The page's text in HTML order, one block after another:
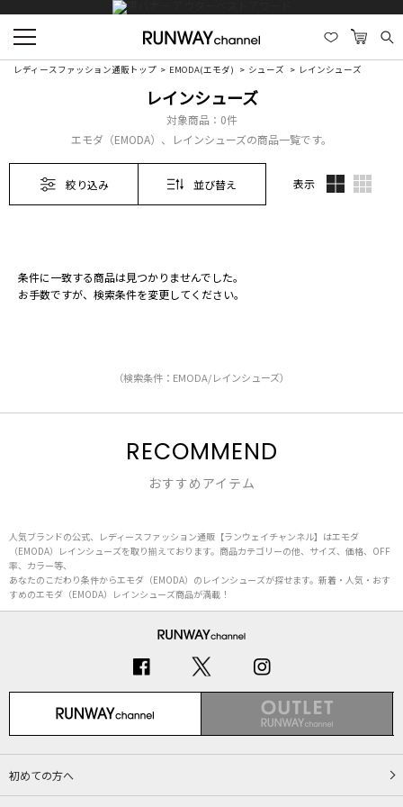
レディースファッション通販トップ EMODA(エモダ) シューズ レインシューズ
レインシューズ
対象商品： 0件
エモダ（EMODA）、レインシューズの商品一覧です。
絞り込み 並び替え 表示
条件に一致する商品は見つかりませんでした。
お手数ですが、検索条件を変更してください。
（検索条件：EMODA/レインシューズ）
RECOMMEND
おすすめアイテム
人気ブランドの公式、レディースファッション通販【ランウェイチャンネル】はエモダ
（EMODA）レインシューズを取り揃えております。商品カテゴリーの他、サイズ、価格、OFF
率、カラー等、
あなたのこだわり条件からエモダ（EMODA）のレインシューズが探せます。新着・人気・おす
すめのエモダ（EMODA）レインシューズ商品が満載！
初めての方へ